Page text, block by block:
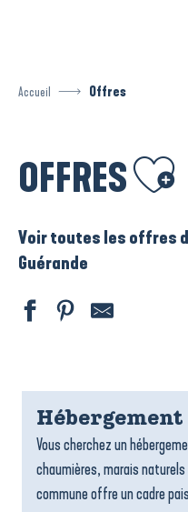
Accueil Offres
OFFRES Ajouter
Voir toutes les offres
Guérande
Vous cherchez un
chaumières, marais naturels
commune offre un cadre